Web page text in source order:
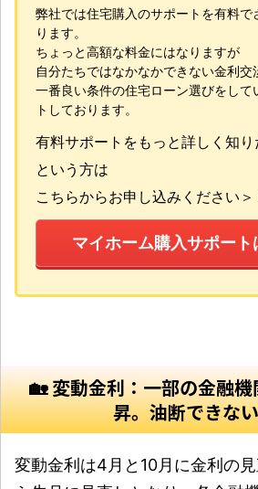
弊社では住宅購入のサポートを有料で
ります。
ちょっと高額な料金にはなりますが
自分たちではなかなかできない金利交
一番良い条件の住宅ローン選びをして
トしております。
有料サポートをもっと詳しく知り
という方は
こちらからお申し込みください＞
マイホーム購入サポート
🏡 変動金利：一部の金融
昇。油断できな
変動金利は4月と10月に金利の